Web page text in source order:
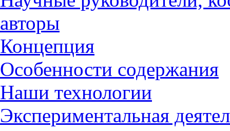
авторы
Концепция
Особенности содержания
Наши технологии
Экспериментальная